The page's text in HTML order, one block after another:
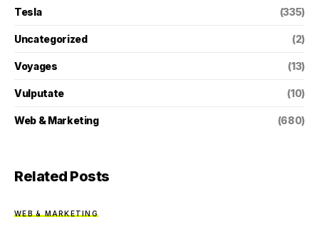
Tesla (335)
Uncategorized (2)
Voyages (13)
Vulputate (10)
Web & Marketing (680)
Related Posts
WEB & MARKETING